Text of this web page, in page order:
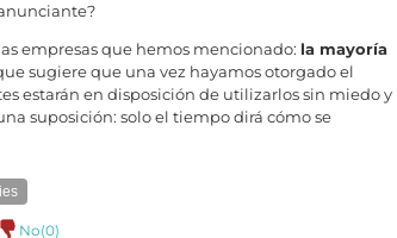
empresas que hemos mencionado: la mayoría
sugiere que una vez hayamos otorgado el
estarán en disposición de utilizarlos sin miedo y
suposición: solo el tiempo dirá cómo se
No(0)